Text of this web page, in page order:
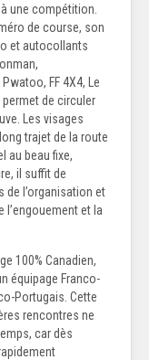
une compétition.
de course, son
et autocollants
FF 4X4, Le
permet de circuler
Les visages
trajet de la route
au beau fixe,
il suffit de
de l’organisation et
l’engouement et la
100% Canadien,
équipage Franco-
Portugais. Cette
rencontres ne
car dès